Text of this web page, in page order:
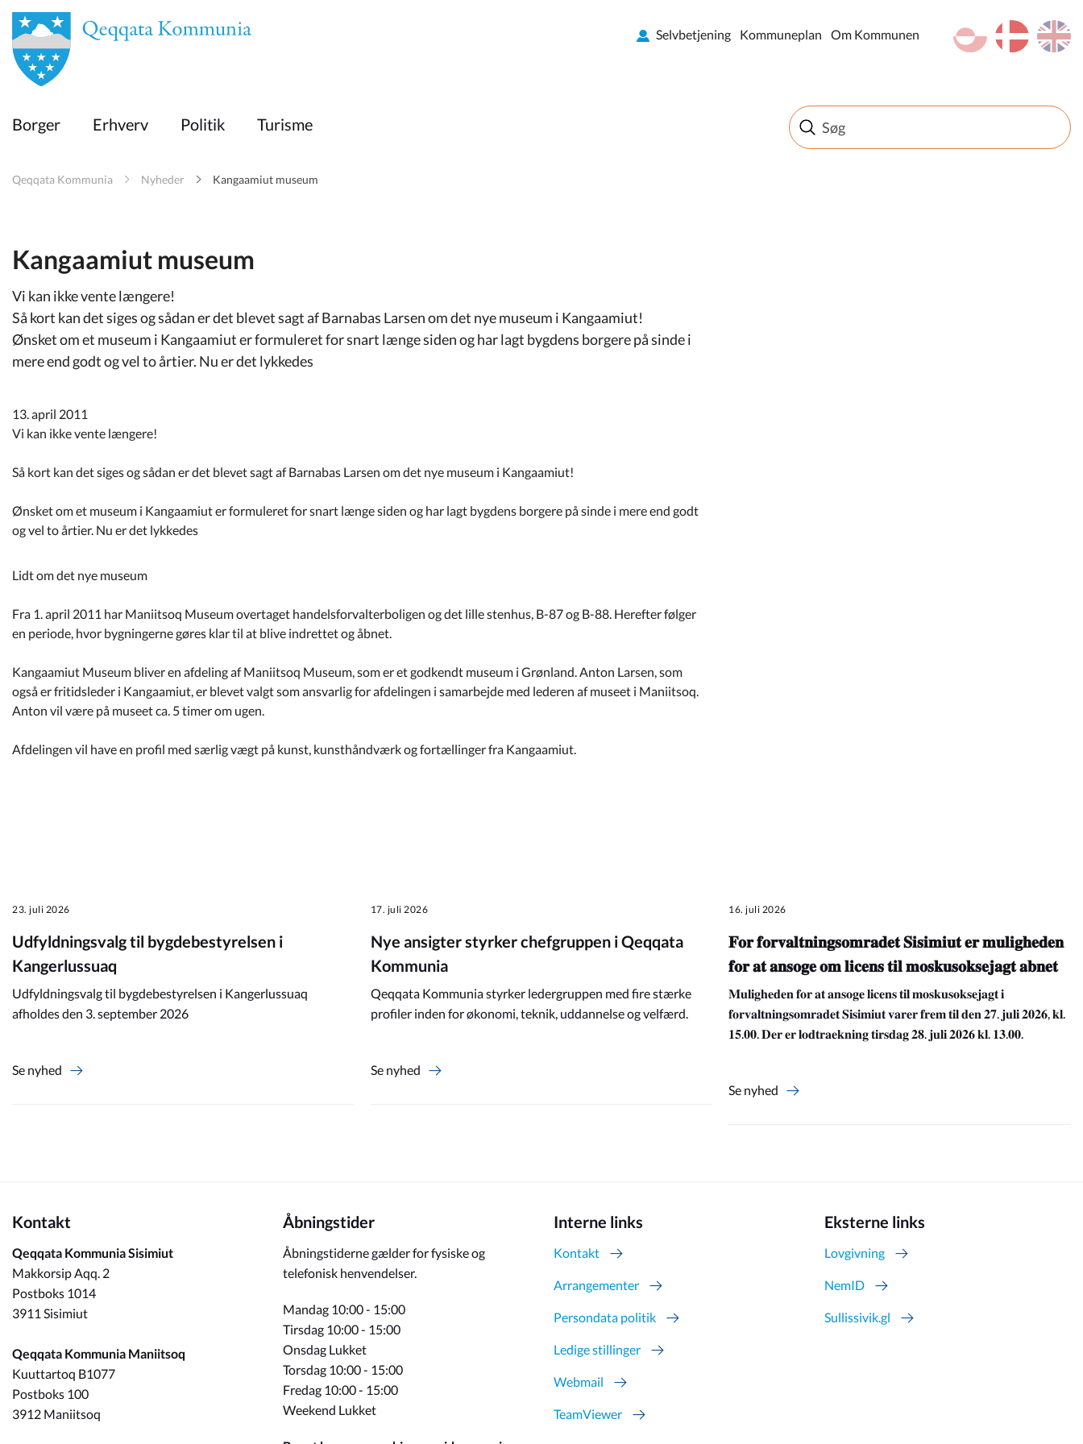
en
Borger
Erhverv
Politik
Selvbetjening
Kommuneplan
Om Kommunen
en
da
kl-GL
Selvbetjening Kommuneplan Om Kommunen
Borger Erhverv Politik Turisme
Qeqqata Kommunia Nyheder Kangaamiut museum
Kangaamiut museum
Vi kan ikke vente længere!
Så kort kan det siges og sådan er det blevet sagt af Barnabas Larsen om det nye museum i Kangaamiut!
Ønsket om et museum i Kangaamiut er formuleret for snart længe siden og har lagt bygdens borgere på sinde i
mere end godt og vel to årtier. Nu er det lykkedes
13. april 2011
Vi kan ikke vente længere!
Så kort kan det siges og sådan er det blevet sagt af Barnabas Larsen om det nye museum i Kangaamiut!
Ønsket om et museum i Kangaamiut er formuleret for snart længe siden og har lagt bygdens borgere på sinde i mere end godt
og vel to årtier. Nu er det lykkedes
Lidt om det nye museum
Fra 1. april 2011 har Maniitsoq Museum overtaget handelsforvalterboligen og det lille stenhus, B-87 og B-88. Herefter følger
en periode, hvor bygningerne gøres klar til at blive indrettet og åbnet.
Kangaamiut Museum bliver en afdeling af Maniitsoq Museum, som er et godkendt museum i Grønland. Anton Larsen, som
også er fritidsleder i Kangaamiut, er blevet valgt som ansvarlig for afdelingen i samarbejde med lederen af museet i Maniitsoq.
Anton vil være på museet ca. 5 timer om ugen.
Afdelingen vil have en profil med særlig vægt på kunst, kunsthåndværk og fortællinger fra Kangaamiut.
23. juli 2026
Udfyldningsvalg til bygdebestyrelsen i
Kangerlussuaq
Udfyldningsvalg til bygdebestyrelsen i Kangerlussuaq
afholdes den 3. september 2026
Se nyhed
17. juli 2026
Nye ansigter styrker chefgruppen i Qeqqata
Kommunia
Qeqqata Kommunia styrker ledergruppen med fire stærke
profiler inden for økonomi, teknik, uddannelse og velfærd.
Se nyhed
16. juli 2026
𝐅𝐨𝐫 𝐟𝐨𝐫𝐯𝐚𝐥𝐭𝐧𝐢𝐧𝐠𝐬𝐨𝐦𝐫𝐚𝐝𝐞𝐭 𝐒𝐢𝐬𝐢𝐦𝐢𝐮𝐭 𝐞𝐫 𝐦𝐮𝐥𝐢𝐠𝐡𝐞𝐝𝐞𝐧
𝐟𝐨𝐫 𝐚𝐭 𝐚𝐧𝐬𝐨𝐠𝐞 𝐨𝐦 𝐥𝐢𝐜𝐞𝐧𝐬 𝐭𝐢𝐥 𝐦𝐨𝐬𝐤𝐮𝐬𝐨𝐤𝐬𝐞𝐣𝐚𝐠𝐭 𝐚𝐛𝐧𝐞𝐭
𝐌𝐮𝐥𝐢𝐠𝐡𝐞𝐝𝐞𝐧 𝐟𝐨𝐫 𝐚𝐭 𝐚𝐧𝐬𝐨𝐠𝐞 𝐥𝐢𝐜𝐞𝐧𝐬 𝐭𝐢𝐥 𝐦𝐨𝐬𝐤𝐮𝐬𝐨𝐤𝐬𝐞𝐣𝐚𝐠𝐭 𝐢
𝐟𝐨𝐫𝐯𝐚𝐥𝐭𝐧𝐢𝐧𝐠𝐬𝐨𝐦𝐫𝐚𝐝𝐞𝐭 𝐒𝐢𝐬𝐢𝐦𝐢𝐮𝐭 𝐯𝐚𝐫𝐞𝐫 𝐟𝐫𝐞𝐦 𝐭𝐢𝐥 𝐝𝐞𝐧 𝟐𝟕. 𝐣𝐮𝐥𝐢 𝟐𝟎𝟐𝟔, 𝐤𝐥.
𝟏𝟓.𝟎𝟎. 𝐃𝐞𝐫 𝐞𝐫 𝐥𝐨𝐝𝐭𝐫𝐚𝐞𝐤𝐧𝐢𝐧𝐠 𝐭𝐢𝐫𝐬𝐝𝐚𝐠 𝟐𝟖. 𝐣𝐮𝐥𝐢 𝟐𝟎𝟐𝟔 𝐤𝐥. 𝟏𝟑.𝟎𝟎.
Se nyhed
Kontakt
Qeqqata Kommunia Sisimiut
Makkorsip Aqq. 2
Postboks 1014
3911 Sisimiut
Qeqqata Kommunia Maniitsoq
Kuuttartoq B1077
Postboks 100
3912 Maniitsoq
Åbningstider
Åbningstiderne gælder for fysiske og
telefonisk henvendelser.
Mandag 10:00 - 15:00
Tirsdag 10:00 - 15:00
Onsdag Lukket
Torsdag 10:00 - 15:00
Fredag 10:00 - 15:00
Weekend Lukket
Interne links
Kontakt
Arrangementer
Persondata politik
Ledige stillinger
Webmail
TeamViewer
Eksterne links
Lovgivning
NemID
Sullissivik.gl